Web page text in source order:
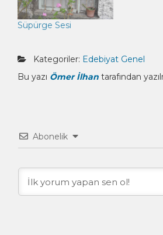
Süpürge Sesi
Kategoriler: Edebiyat Genel
Bu yazı Ömer İlhan tarafından
Abonelik